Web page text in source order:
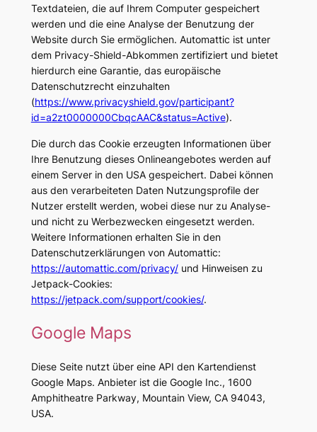
Textdateien, die auf Ihrem Computer gespeichert
werden und die eine Analyse der Benutzung der
Website durch Sie ermöglichen. Automattic ist unter
dem Privacy-Shield-Abkommen zertifiziert und bietet
hierdurch eine Garantie, das europäische
Datenschutzrecht einzuhalten
(https://www.privacyshield.gov/participant?
id=a2zt0000000CbqcAAC&status=Active).
Die durch das Cookie erzeugten Informationen über
Ihre Benutzung dieses Onlineangebotes werden auf
einem Server in den USA gespeichert. Dabei können
aus den verarbeiteten Daten Nutzungsprofile der
Nutzer erstellt werden, wobei diese nur zu Analyse-
und nicht zu Werbezwecken eingesetzt werden.
Weitere Informationen erhalten Sie in den
Datenschutzerklärungen von Automattic:
https://automattic.com/privacy/und Hinweisen zu
Jetpack-Cookies:
https://jetpack.com/support/cookies/.
Google Maps
Diese Seite nutzt über eine API den Kartendienst
Google Maps. Anbieter ist die Google Inc., 1600
Amphitheatre Parkway, Mountain View, CA 94043,
USA.